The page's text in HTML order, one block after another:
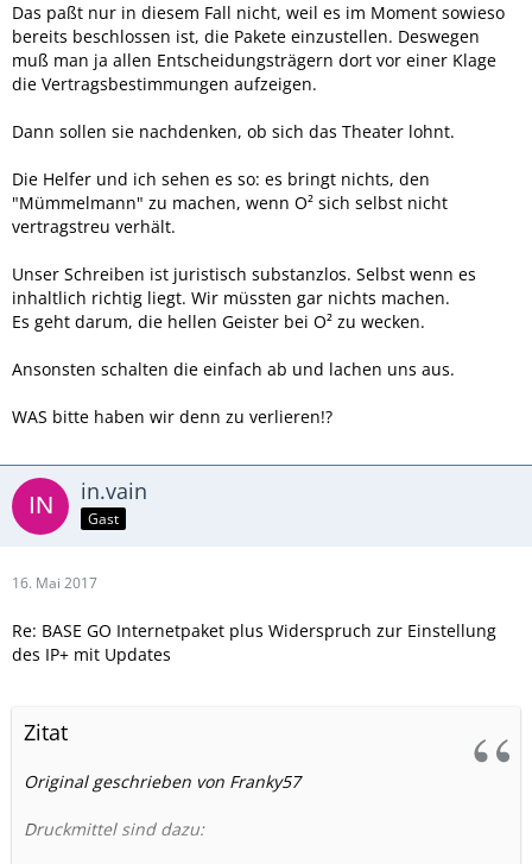
Das paßt nur in diesem Fall nicht, weil es im Moment sowieso
bereits beschlossen ist, die Pakete einzustellen. Deswegen
muß man ja allen Entscheidungsträgern dort vor einer Klage
die Vertragsbestimmungen aufzeigen.
Dann sollen sie nachdenken, ob sich das Theater lohnt.
Die Helfer und ich sehen es so: es bringt nichts, den
"Mümmelmann" zu machen, wenn O² sich selbst nicht
vertragstreu verhält.
Unser Schreiben ist juristisch substanzlos. Selbst wenn es
inhaltlich richtig liegt. Wir müssten gar nichts machen.
Es geht darum, die hellen Geister bei O² zu wecken.
Ansonsten schalten die einfach ab und lachen uns aus.
WAS bitte haben wir denn zu verlieren!?
in.vain
Gast
16. Mai 2017
Re: BASE GO Internetpaket plus Widerspruch zur Einstellung
des IP+ mit Updates
Zitat
Original geschrieben von Franky57
Druckmittel sind dazu: